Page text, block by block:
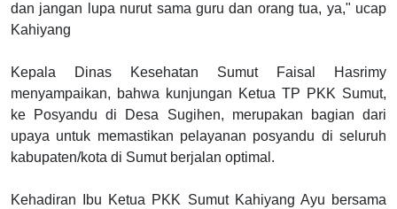
dan jangan lupa nurut sama guru dan orang tua, ya," ucap
Kahiyang
Kepala Dinas Kesehatan Sumut Faisal Hasrimy
menyampaikan, bahwa kunjungan Ketua TP PKK Sumut,
ke Posyandu di Desa Sugihen, merupakan bagian dari
upaya untuk memastikan pelayanan posyandu di seluruh
kabupaten/kota di Sumut berjalan optimal.
Kehadiran Ibu Ketua PKK Sumut Kahiyang Ayu bersama